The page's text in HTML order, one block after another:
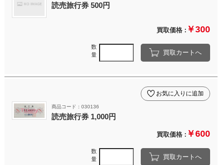
読売旅行券 500円
買取価格 : ￥300
数
量
買取カートへ
商品コード：030136
読売旅行券 1,000円
お気に入りに追加
買取価格 : ￥600
数
量
買取カートへ